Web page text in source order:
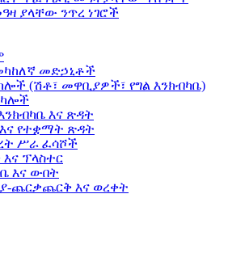
ያላቸው ንጥረ ነገሮች
መድኃኒቶች
(ሽቶ፣ መዋቢያዎች፣ የግል እንክብካቤ)
እና ጽዳት
የተቋማት ጽዳት
ሥራ ፈሳሾች
ፕላስተር
እና ውበት
ጨርቃጨርቅ እና ወረቀት